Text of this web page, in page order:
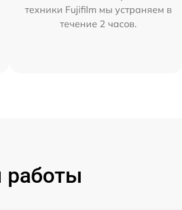
техники Fujifilm мы устраняем в
течение 2 часов.